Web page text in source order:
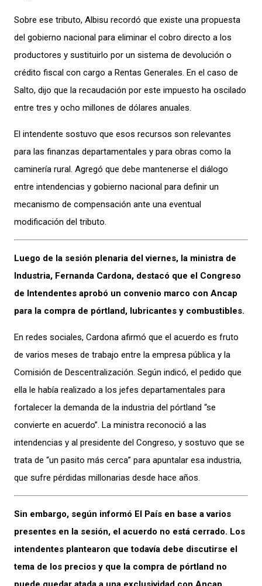
Sobre ese tributo, Albisu recordó que existe una propuesta
del gobierno nacional para eliminar el cobro directo a los
productores y sustituirlo por un sistema de devolución o
crédito fiscal con cargo a Rentas Generales. En el caso de
Salto, dijo que la recaudación por este impuesto ha oscilado
entre tres y ocho millones de dólares anuales.
El intendente sostuvo que esos recursos son relevantes
para las finanzas departamentales y para obras como la
caminería rural. Agregó que debe mantenerse el diálogo
entre intendencias y gobierno nacional para definir un
mecanismo de compensación ante una eventual
modificación del tributo.
Luego de la sesión plenaria del viernes, la ministra de
Industria, Fernanda Cardona, destacó que el Congreso
de Intendentes aprobó un convenio marco con Ancap
para la compra de pórtland, lubricantes y combustibles.
En redes sociales, Cardona afirmó que el acuerdo es fruto
de varios meses de trabajo entre la empresa pública y la
Comisión de Descentralización. Según indicó, el pedido que
ella le había realizado a los jefes departamentales para
fortalecer la demanda de la industria del pórtland “se
convierte en acuerdo”. La ministra reconoció a las
intendencias y al presidente del Congreso, y sostuvo que se
trata de “un pasito más cerca” para apuntalar esa industria,
que sufre pérdidas millonarias desde hace años.
Sin embargo, según informó El País en base a varios
presentes en la sesión, el acuerdo no está cerrado. Los
intendentes plantearon que todavía debe discutirse el
tema de los precios y que la compra de pórtland no